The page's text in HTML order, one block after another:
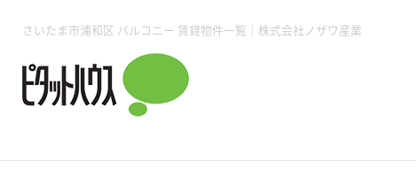
さいたま市浦和区 バルコニー 賃貸物件一覧｜株式会社ノザワ産業
必要な書類
ピタットハウ